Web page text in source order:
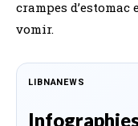
crampes d’estomac
vomir.
LIBNANEWS